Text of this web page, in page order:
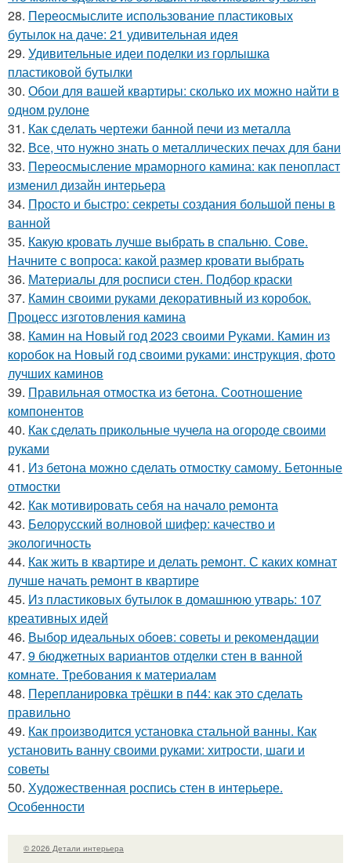
28. Переосмыслите использование пластиковых
бутылок на даче: 21 удивительная идея
29. Удивительные идеи поделки из горлышка
пластиковой бутылки
30. Обои для вашей квартиры: сколько их можно найти в
одном рулоне
31. Как сделать чертежи банной печи из металла
32. Все, что нужно знать о металлических печах для бани
33. Переосмысление мраморного камина: как пенопласт
изменил дизайн интерьера
34. Просто и быстро: секреты создания большой пены в
ванной
35. Какую кровать лучше выбрать в спальню. Сове.
Начните с вопроса: какой размер кровати выбрать
36. Материалы для росписи стен. Подбор краски
37. Камин своими руками декоративный из коробок.
Процесс изготовления камина
38. Камин на Новый год 2023 своими Руками. Камин из
коробок на Новый год своими руками: инструкция, фото
лучших каминов
39. Правильная отмостка из бетона. Соотношение
компонентов
40. Как сделать прикольные чучела на огороде своими
руками
41. Из бетона можно сделать отмостку самому. Бетонные
отмостки
42. Как мотивировать себя на начало ремонта
43. Белорусский волновой шифер: качество и
экологичность
44. Как жить в квартире и делать ремонт. С каких комнат
лучше начать ремонт в квартире
45. Из пластиковых бутылок в домашнюю утварь: 107
креативных идей
46. Выбор идеальных обоев: советы и рекомендации
47. 9 бюджетных вариантов отделки стен в ванной
комнате. Требования к материалам
48. Перепланировка трёшки в п44: как это сделать
правильно
49. Как производится установка стальной ванны. Как
установить ванну своими руками: хитрости, шаги и
советы
50. Художественная роспись стен в интерьере.
Особенности
© 2026 Детали интерьера